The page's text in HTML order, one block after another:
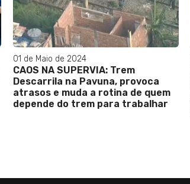
01 de Maio de 2024
CAOS NA SUPERVIA: Trem
Descarrila na Pavuna, provoca
atrasos e muda a rotina de quem
depende do trem para trabalhar